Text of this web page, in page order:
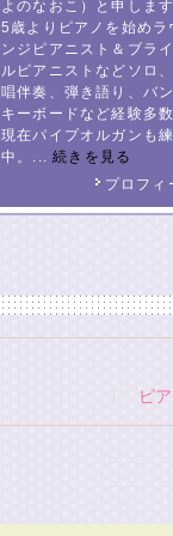
よのなおこ）と申しま
5歳よりピアノを始めラ
ンジピアニスト＆ブラ
ルピアニストなどソロ
唱伴奏、弾き語り、バ
キーボードなど経験多
現在パイプオルガンも
中。...続きを見る
プロフィ
ピ